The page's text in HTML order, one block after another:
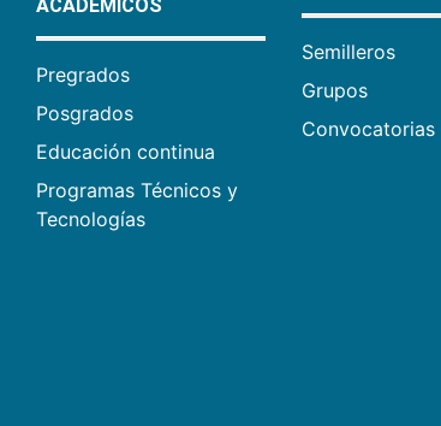
ACADÉMICOS
Pregrados
Posgrados
Educación continua
Programas Técnicos y
Tecnologías
Semilleros
Grupos
Convocatorias